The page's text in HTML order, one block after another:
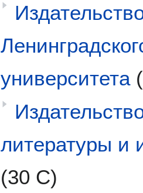
университета
литературы и
(30 С)